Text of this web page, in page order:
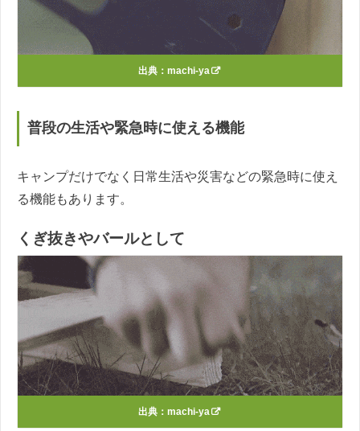
出典： machi-ya
普段の生活や緊急時に使える機能
キャンプだけでなく日常生活や災害などの緊急時に使え
る機能もあります。
くぎ抜きやバールとして
出典： machi-ya